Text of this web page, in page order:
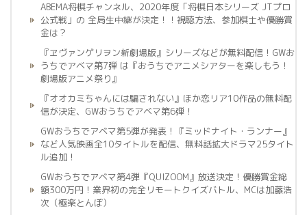
ABEMA将棋チャンネル、2020年度「将棋日本シリーズ JTプロ
公式戦」の 全局生中継が決定！！視聴方法、参加棋士や優勝賞
金は？
『ヱヴァンゲリヲン新劇場版』シリーズなどが無料配信！GWお
うちでアベマ第7弾 は『おうちでアニメシアターを楽しもう！
劇場版アニメ祭り』
『オオカミちゃんには騙されない』ほか恋リア10作品の無料配
信が決定、GWおうちでアベマ第6弾！
GWおうちでアベマ第5弾が発表！『ミッドナイト・ランナー』
など人気映画全10タイトルを配信、無料話拡大ドラマ25タイト
ル追加！
GWおうちでアベマ第4弾『QUIZOOM』放送決定！優勝賞金総
額300万円！業界初の完全リモートクイズバトル、MCは加藤浩
次（極楽とんぼ）